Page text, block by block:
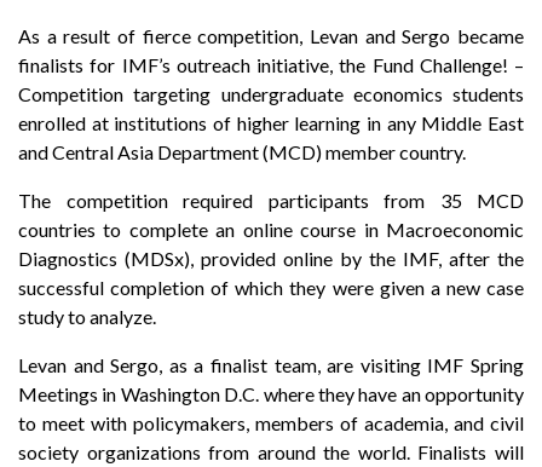
As a result of fierce competition, Levan and Sergo became
finalists for IMF’s outreach initiative, the Fund Challenge! –
Competition targeting undergraduate economics students
enrolled at institutions of higher learning in any Middle East
and Central Asia Department (MCD) member country.
The competition required participants from 35 MCD
countries to complete an online course in Macroeconomic
Diagnostics (MDSx), provided online by the IMF, after the
successful completion of which they were given a new case
study to analyze.
Levan and Sergo, as a finalist team, are visiting IMF Spring
Meetings in Washington D.C. where they have an opportunity
to meet with policymakers, members of academia, and civil
society organizations from around the world. Finalists will